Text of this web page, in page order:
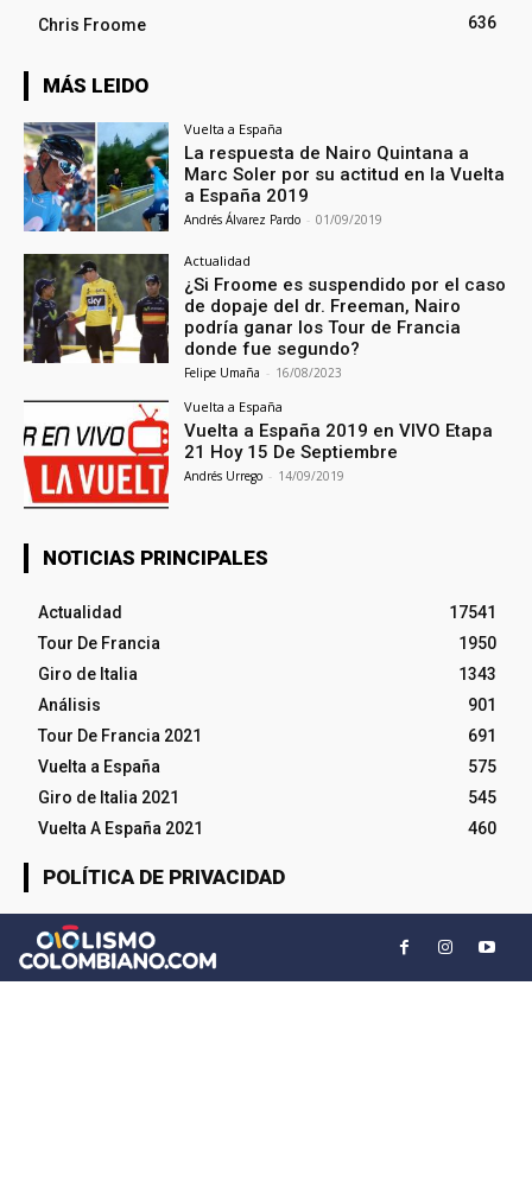
Chris Froome
636
MÁS LEIDO
Vuelta a España
La respuesta de Nairo Quintana a
Marc Soler por su actitud en la Vuelta
a España 2019
Andrés Álvarez Pardo - 01/09/2019
Actualidad
¿Si Froome es suspendido por el caso
de dopaje del dr. Freeman, Nairo
podría ganar los Tour de Francia
donde fue segundo?
Felipe Umaña - 16/08/2023
Vuelta a España
Vuelta a España 2019 en VIVO Etapa
21 Hoy 15 De Septiembre
Andrés Urrego - 14/09/2019
NOTICIAS PRINCIPALES
Actualidad
17541
Tour De Francia
1950
Giro de Italia
1343
Análisis
901
Tour De Francia 2021
691
Vuelta a España
575
Giro de Italia 2021
545
Vuelta A España 2021
460
POLÍTICA DE PRIVACIDAD